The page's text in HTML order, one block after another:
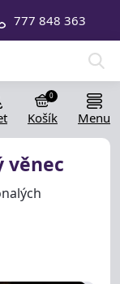
777 848 363
Košík
0
Menu
věnec